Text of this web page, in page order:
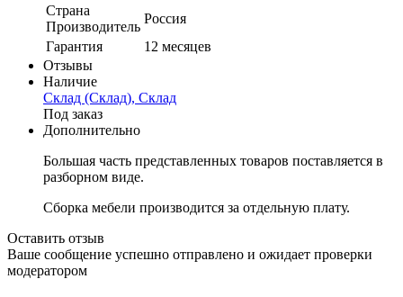
Страна
Производитель
Россия
Гарантия
12 месяцев
Отзывы
Наличие
Склад (Склад), Склад
Под заказ
Дополнительно
Большая часть представленных товаров поставляется в
разборном виде.
Сборка мебели производится за отдельную плату.
Оставить отзыв
Ваше сообщение успешно отправлено и ожидает проверки
модератором